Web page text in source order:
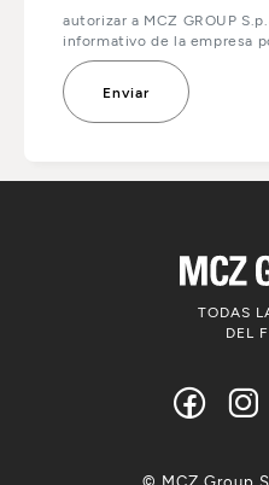
autorizar a MCZ GROUP
informativo de la empresa
TODAS
DEL